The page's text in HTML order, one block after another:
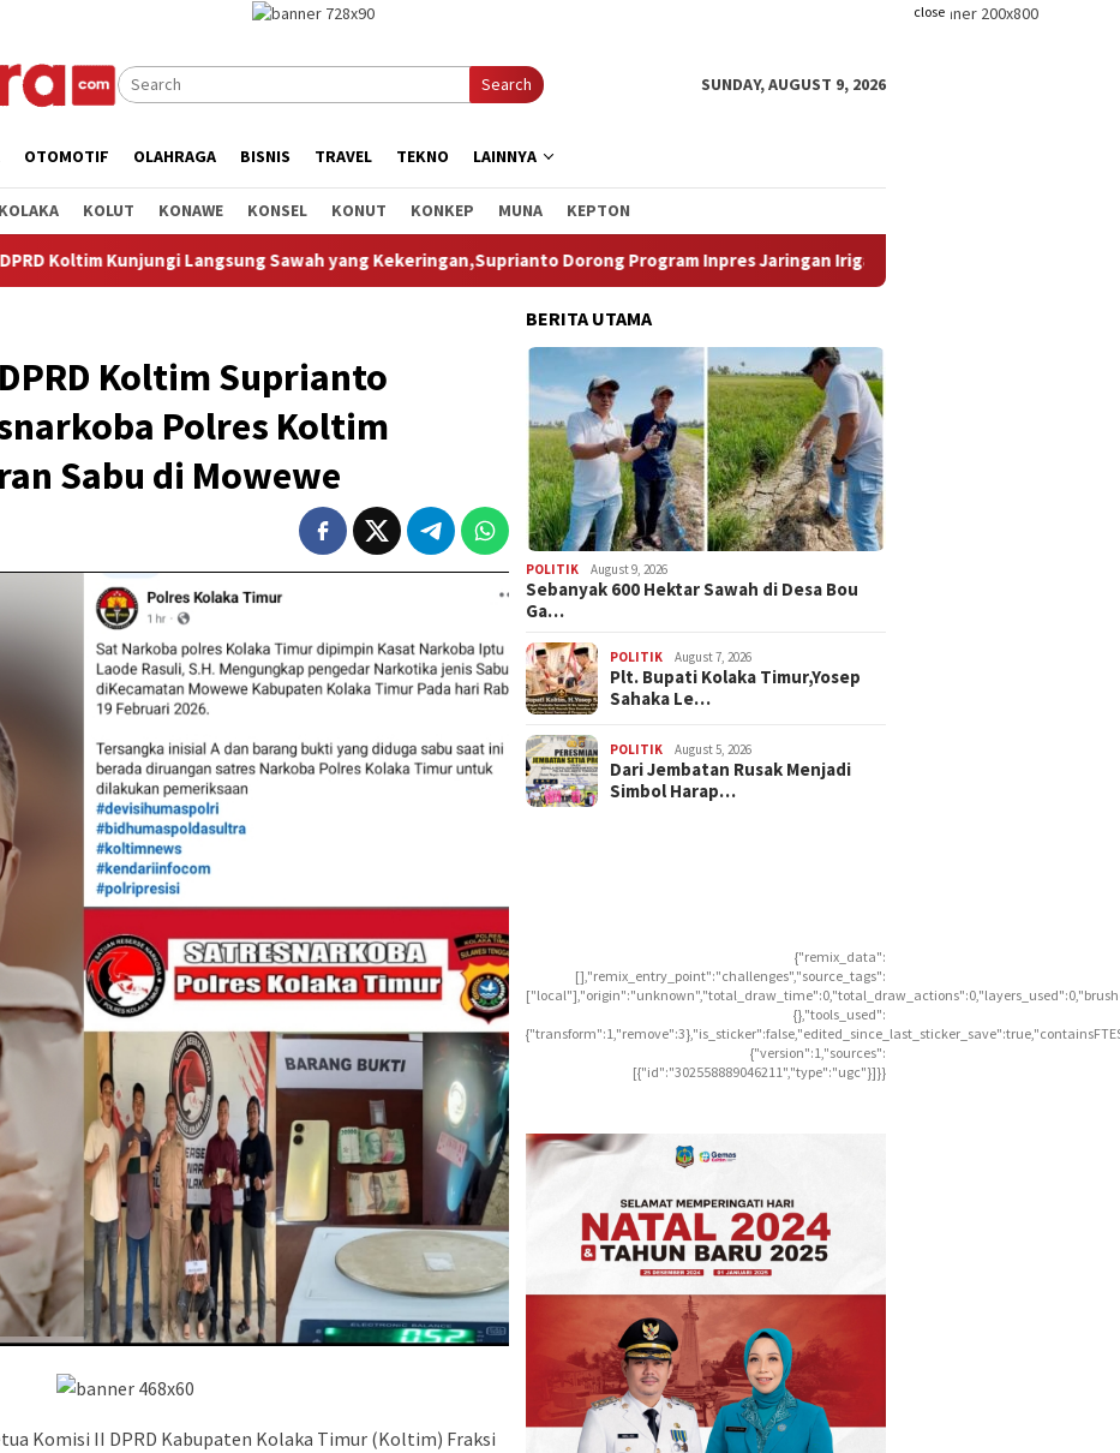
close
Search SUNDAY, AUGUST 9, 2026
OTOMOTIF OLAHRAGA BISNIS TRAVEL TEKNO LAINNYA
KOLAKA KOLUT KONAWE KONSEL KONUT KONKEP MUNA KEPTON
Kekeringan,Suprianto Dorong Program Inpres Jaringan Irigasi Air Tanah Sebagai Solusi Bagi Petani
Koltim Suprianto
Polres Koltim
Sabu di Mowewe
Komisi II DPRD Kabupaten Kolaka Timur (Koltim) Fraksi
BERITA UTAMA
POLITIK August 9, 2026
Sebanyak 600 Hektar Sawah di Desa Bou
Ga…
POLITIK August 7, 2026
Plt. Bupati Kolaka Timur,Yosep
Sahaka Le…
POLITIK August 5, 2026
Dari Jembatan Rusak Menjadi
Simbol Harap…
{"remix_data":
[],"remix_entry_point":"challenges","source_tags":
{},"tools_used":
{"version":1,"sources":
[{"id":"302558889046211","type":"ugc"}]}}